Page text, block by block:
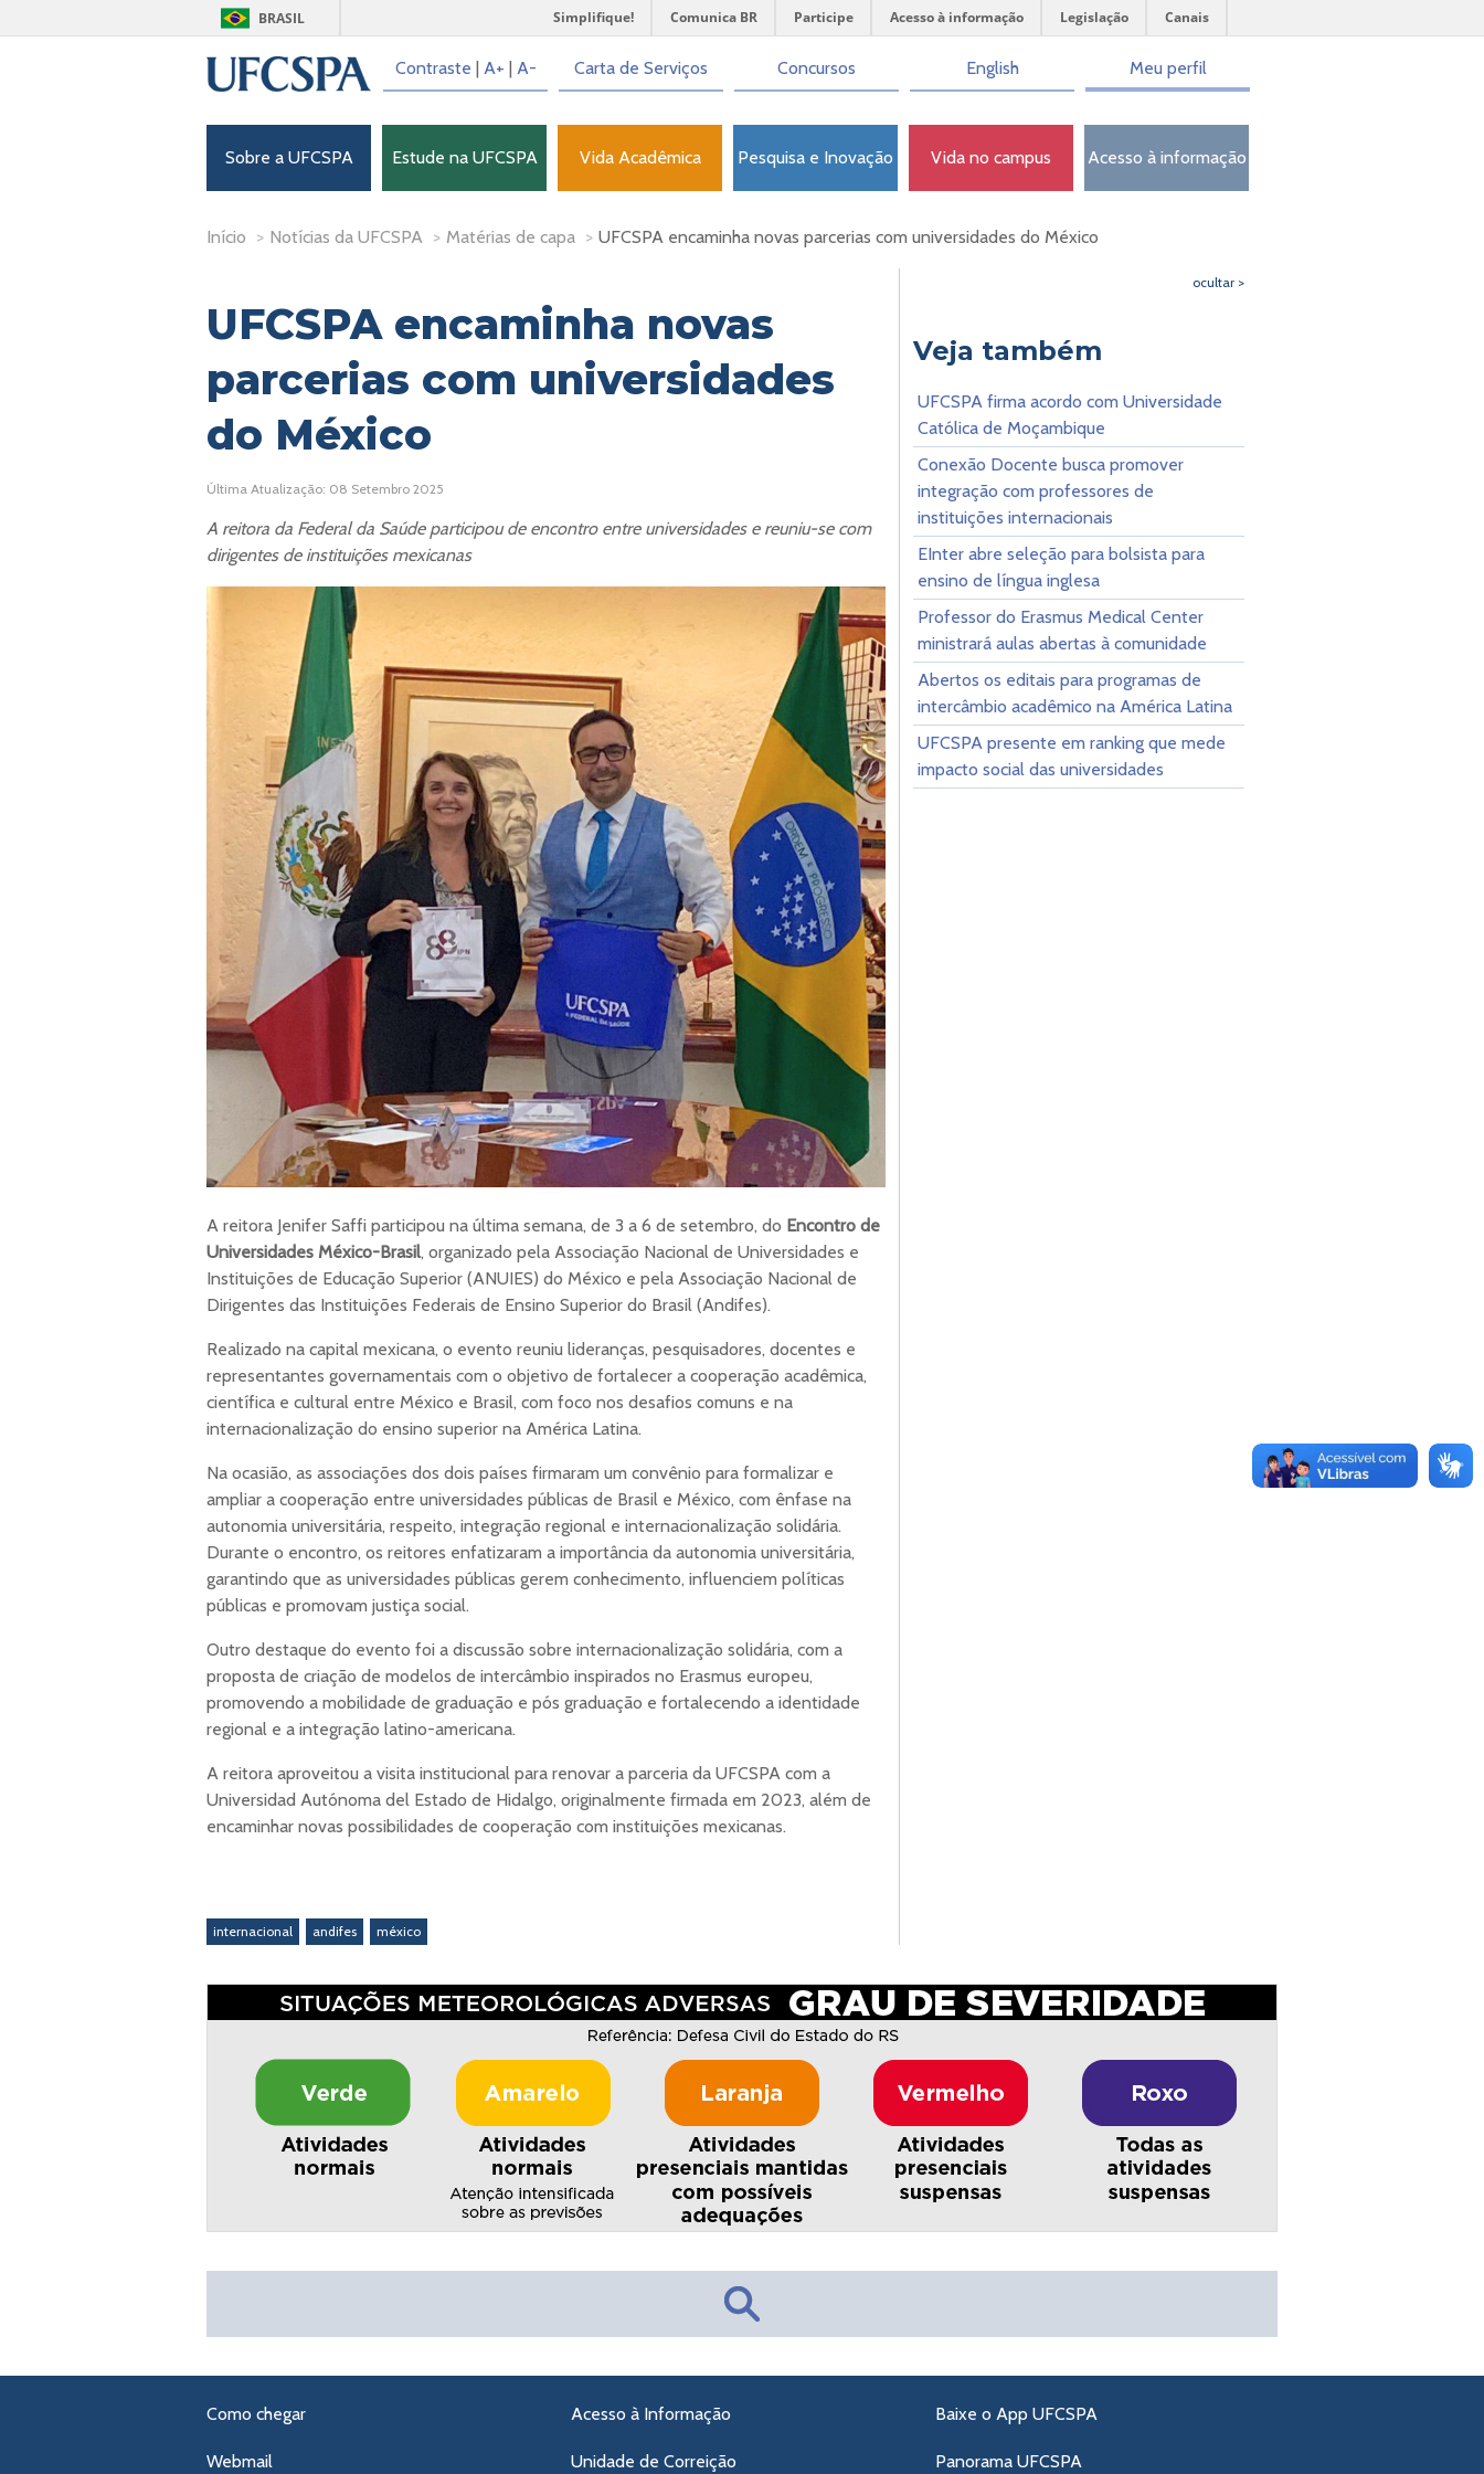
BRASIL Simplifique! Comunica BR Participe Acesso à informação Legislação Canais
Contraste | A+ | A- Carta de Serviços Concursos English Meu perfil
Sobre a UFCSPA Estude na UFCSPA Vida Acadêmica Pesquisa e Inovação Vida no campus Acesso à informação
Início > Notícias da UFCSPA > Matérias de capa > UFCSPA encaminha novas parcerias com universidades do México
UFCSPA encaminha novas
parcerias com universidades
do México
Última Atualização: 08 Setembro 2025
A reitora da Federal da Saúde participou de encontro entre universidades e reuniu-se com
dirigentes de instituições mexicanas
A reitora Jenifer Saffi participou na última semana, de 3 a 6 de setembro, do Encontro de
Universidades México-Brasil, organizado pela Associação Nacional de Universidades e
Instituições de Educação Superior (ANUIES) do México e pela Associação Nacional de
Dirigentes das Instituições Federais de Ensino Superior do Brasil (Andifes).
Realizado na capital mexicana, o evento reuniu lideranças, pesquisadores, docentes e
representantes governamentais com o objetivo de fortalecer a cooperação acadêmica,
científica e cultural entre México e Brasil, com foco nos desafios comuns e na
internacionalização do ensino superior na América Latina.
Na ocasião, as associações dos dois países firmaram um convênio para formalizar e
ampliar a cooperação entre universidades públicas de Brasil e México, com ênfase na
autonomia universitária, respeito, integração regional e internacionalização solidária.
Durante o encontro, os reitores enfatizaram a importância da autonomia universitária,
garantindo que as universidades públicas gerem conhecimento, influenciem políticas
públicas e promovam justiça social.
Outro destaque do evento foi a discussão sobre internacionalização solidária, com a
proposta de criação de modelos de intercâmbio inspirados no Erasmus europeu,
promovendo a mobilidade de graduação e pós graduação e fortalecendo a identidade
regional e a integração latino-americana.
A reitora aproveitou a visita institucional para renovar a parceria da UFCSPA com a
Universidad Autónoma del Estado de Hidalgo, originalmente firmada em 2023, além de
encaminhar novas possibilidades de cooperação com instituições mexicanas.
internacional andifes méxico
ocultar >
Veja também
UFCSPA firma acordo com Universidade
Católica de Moçambique
Conexão Docente busca promover
integração com professores de
instituições internacionais
EInter abre seleção para bolsista para
ensino de língua inglesa
Professor do Erasmus Medical Center
ministrará aulas abertas à comunidade
Abertos os editais para programas de
intercâmbio acadêmico na América Latina
UFCSPA presente em ranking que mede
impacto social das universidades
Como chegar
Webmail
Acesso à Informação
Unidade de Correição
Baixe o App UFCSPA
Panorama UFCSPA